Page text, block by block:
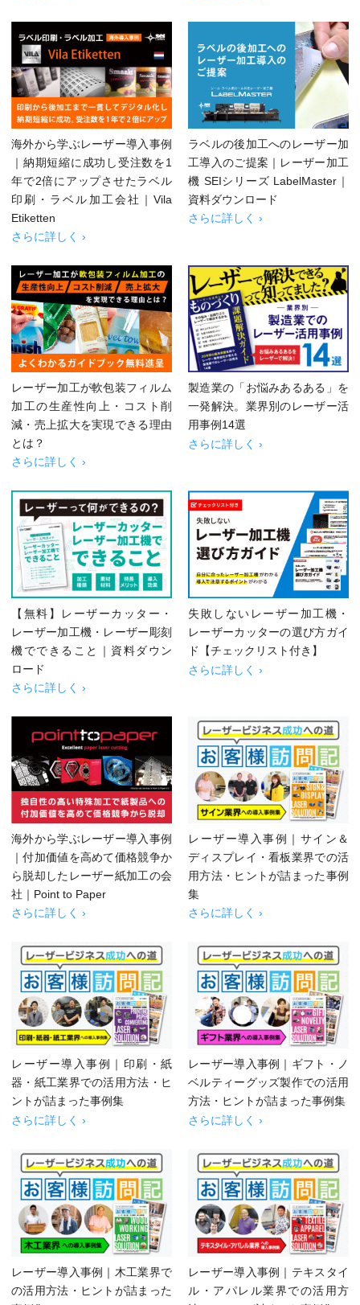
海外から学ぶレーザー導入事例
｜納期短縮に成功し受注数を1
年で2倍にアップさせたラベル
印刷・ラベル加工会社｜Vila
Etiketten
さらに詳しく ›
ラベルの後加工へのレーザー加
工導入のご提案｜レーザー加工
機 SEIシリーズ LabelMaster｜
資料ダウンロード
さらに詳しく ›
レーザー加工が軟包装フィルム
加工の生産性向上・コスト削
減・売上拡大を実現できる理由
とは？
さらに詳しく ›
製造業の「お悩みあるある」を
一発解決。業界別のレーザー活
用事例14選
さらに詳しく ›
【無料】レーザーカッター・
レーザー加工機・レーザー彫刻
機でできること｜資料ダウン
ロード
さらに詳しく ›
失敗しないレーザー加工機・
レーザーカッターの選び方ガイ
ド【チェックリスト付き】
さらに詳しく ›
海外から学ぶレーザー導入事例
｜付加価値を高めて価格競争か
ら脱却したレーザー紙加工の会
社｜Point to Paper
さらに詳しく ›
レーザー導入事例｜サイン＆
ディスプレイ・看板業界での活
用方法・ヒントが詰まった事例
集
さらに詳しく ›
レーザー導入事例｜印刷・紙
器・紙工業界での活用方法・ヒ
ントが詰まった事例集
さらに詳しく ›
レーザー導入事例｜ギフト・ノ
ベルティーグッズ製作での活用
方法・ヒントが詰まった事例集
さらに詳しく ›
レーザー導入事例｜木工業界で
の活用方法・ヒントが詰まった
レーザー導入事例｜テキスタイ
ル・アパレル業界での活用方